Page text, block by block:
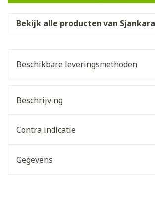
Bekijk alle producten van Sjankara
Beschikbare leveringsmethoden
Beschrijving
Contra indicatie
Gegevens